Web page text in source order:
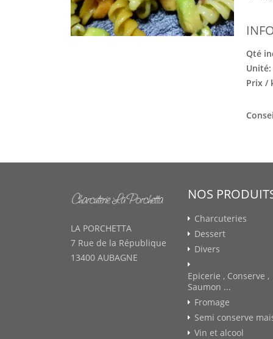
Qté
Unité:
Prix /
LA PORCHETTA
7 Rue de la République
13400 AUBAGNE
NOS
Charcuteries
Dessert
Divers
Epicerie , Conserve ,
Saumon ...
Fromage
Semi conserve
Vin et alcool